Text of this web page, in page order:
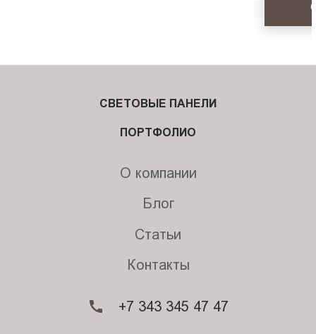
СВЕТОВЫЕ ПАНЕЛИ
ПОРТФОЛИО
О компании
Блог
Статьи
Контакты
+7 343 345 47 47